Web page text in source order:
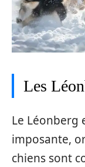
Les
Le Léonberg
imposante,
chiens sont